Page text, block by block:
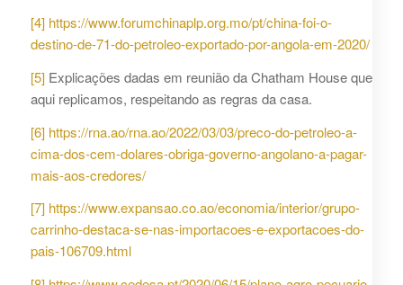
[4] https://www.forumchinaplp.org.mo/pt/china-foi-o-
destino-de-71-do-petroleo-exportado-por-angola-em-2020/
[5]Explicações dadas em reunião da Chatham House que
aqui replicamos, respeitando as regras da casa.
[6] https://rna.ao/rna.ao/2022/03/03/preco-do-petroleo-a-
cima-dos-cem-dolares-obriga-governo-angolano-a-pagar-
mais-aos-credores/
[7] https://www.expansao.co.ao/economia/interior/grupo-
carrinho-destaca-se-nas-importacoes-e-exportacoes-do-
pais-106709.html